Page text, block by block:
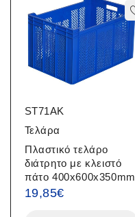
ST71AK
Τελάρα
Πλαστικό τελάρο
διάτρητο με κλειστό
πάτο 400x600x350mm
19,85€